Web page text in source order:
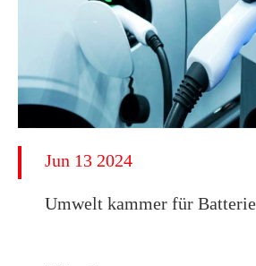
Jun 13 2024
Umwelt kammer für